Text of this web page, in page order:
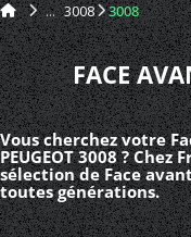
3008 3008
FACE
Vous cherchez votre
PEUGEOT 3008 ? Chez
sélection de Face
toutes générations.